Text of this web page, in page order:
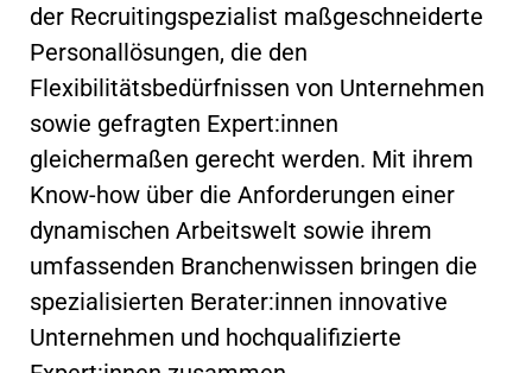
der Recruitingspezialist maßgeschneiderte
Personallösungen, die den
Flexibilitätsbedürfnissen von Unternehmen
sowie gefragten Expert:innen
gleichermaßen gerecht werden. Mit ihrem
Know-how über die Anforderungen einer
dynamischen Arbeitswelt sowie ihrem
umfassenden Branchenwissen bringen die
spezialisierten Berater:innen innovative
Unternehmen und hochqualifizierte